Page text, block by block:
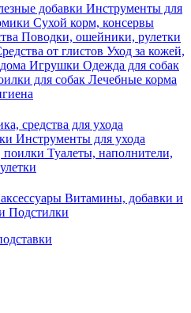
добавки Инструменты для
Сухой корм, консервы
Поводки, ошейники, рулетки
от глистов Уход за кожей,
Игрушки Одежда для собак
для собак Лечебные корма
средства для ухода
Инструменты для ухода
Туалеты, наполнители,
Витамины, добавки и
Подстилки